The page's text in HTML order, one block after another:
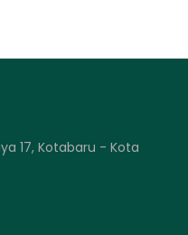
17, Kotabaru - Kota